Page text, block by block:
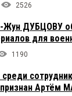
2526
Жун ДУБЦОВУ
для
1190
признан Артём